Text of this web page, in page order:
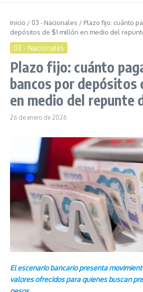
Inicio / 03 - Nacionales / Plazo fijo: cuánto
depósitos de $1 millón en medio del
03 - Nacionales
Plazo fijo: cuánto
bancos por depósitos
en medio del repunte
26 de enero de 2026
El escenario bancario presenta
valores ofrecidos para quienes buscan